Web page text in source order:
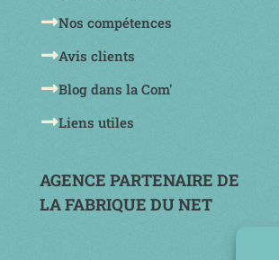
Nos compétences
Avis clients
Blog dans la Com'
Liens utiles
AGENCE PARTENAIRE DE
LA FABRIQUE DU NET